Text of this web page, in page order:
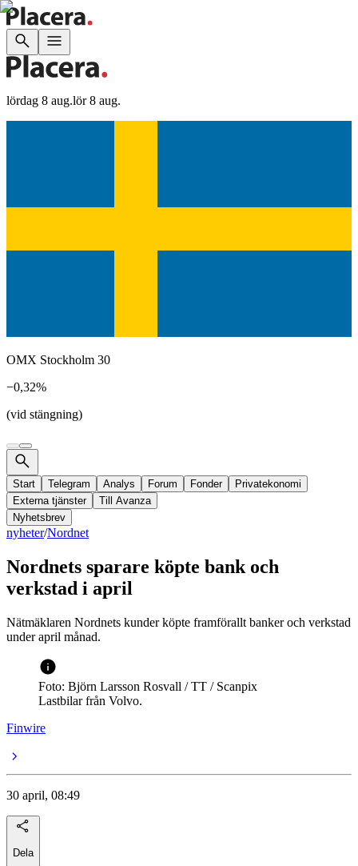
lördag 8 aug.lör 8 aug.
OMX Stockholm 30
−0,32%
(vid stängning)
Start Telegram Analys Forum Fonder
Privatekonomi
Externa tjänster
Till Avanza
Nyhetsbrev
nyheter/Nordnet
Nordnets sparare köpte bank och
verkstad i april
Nätmäklaren Nordnets kunder köpte framförallt banker och verkstad
under april månad.
Foto: Björn Larsson Rosvall / TT / Scanpix
Lastbilar från Volvo.
Finwire
30 april, 08:49
Dela